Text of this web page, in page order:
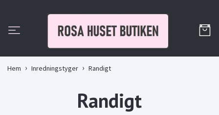
Hem Inredningstyger Randigt
Randigt